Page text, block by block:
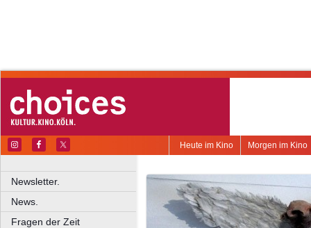
Morgen im Kino
Heute im Kino
Newsletter.
News.
Fragen der Zeit